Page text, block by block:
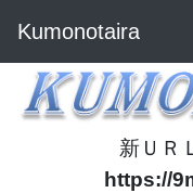
Kumonotaira
新ＵＲ
https://